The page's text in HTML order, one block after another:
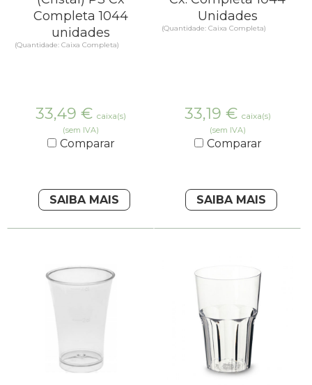
Completa 1044
unidades
(Quantidade: Caixa Completa)
33,49 € caixa(s)
(sem IVA)
Comparar
SAIBA MAIS
Unidades
(Quantidade: Caixa Completa)
33,19 € caixa(s)
(sem IVA)
Comparar
SAIBA MAIS